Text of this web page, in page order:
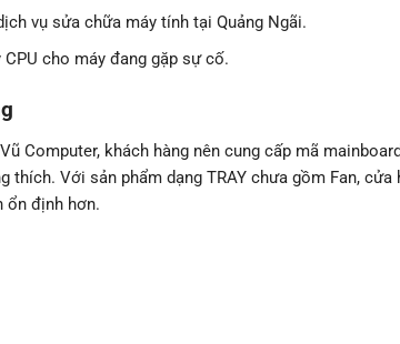
vụ sửa chữa máy tính tại Quảng Ngãi.
cho máy đang gặp sự cố.
Computer, khách hàng nên cung cấp mã
Với sản phẩm dạng TRAY chưa gồm Fan,
ổn định hơn.